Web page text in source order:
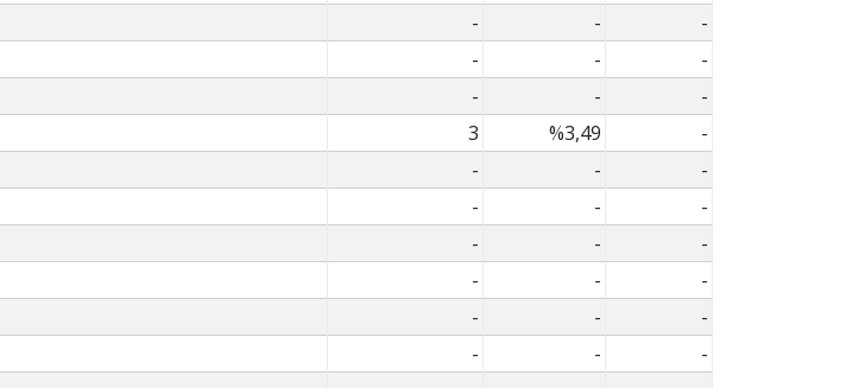
- -
-
- -
-
- -
-
3 %3,49
-
- -
-
- -
-
- -
-
- -
-
- -
-
- -
-